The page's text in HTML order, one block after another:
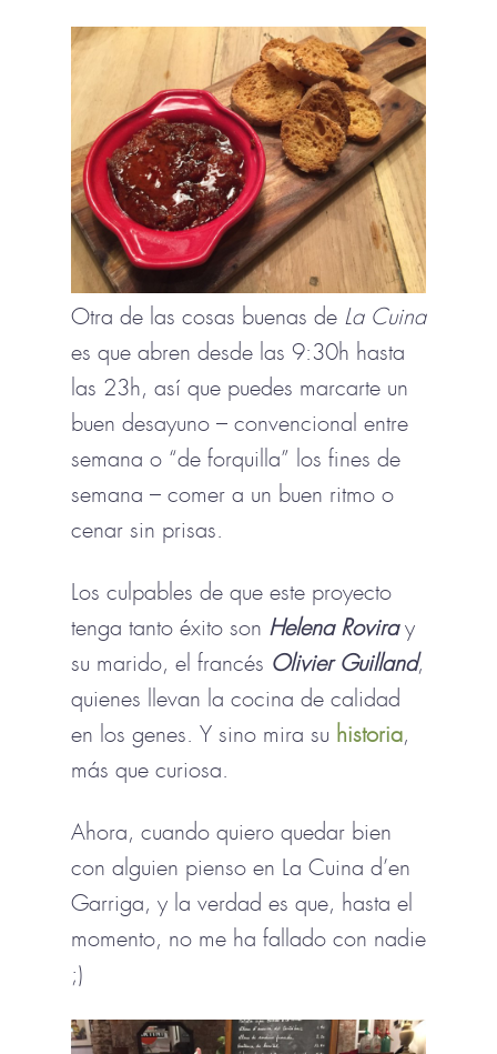
Otra de las cosas buenas de La Cuina
es que abren desde las 9:30h hasta
las 23h, así que puedes marcarte un
buen desayuno – convencional entre
semana o “de forquilla” los fines de
semana – comer a un buen ritmo o
cenar sin prisas.
Los culpables de que este proyecto
tenga tanto éxito son Helena Roviray
su marido, el francés Olivier Guilland,
quienes llevan la cocina de calidad
en los genes. Y sino mira su historia,
más que curiosa.
Ahora, cuando quiero quedar bien
con alguien pienso en La Cuina d’en
Garriga, y la verdad es que, hasta el
momento, no me ha fallado con nadie
;)